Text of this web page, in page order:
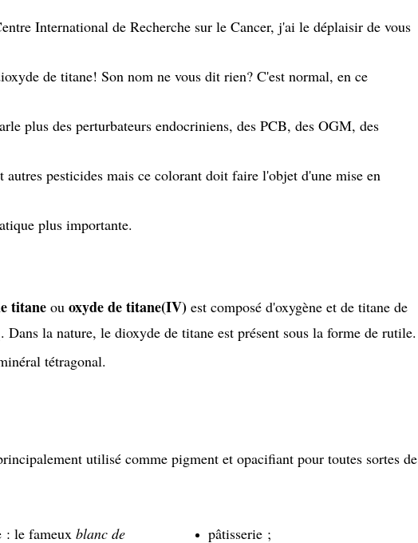
International de Recherche sur le Cancer, j'ai le déplaisir de vous
de titane! Son nom ne vous dit rien? C'est normal, en ce
plus des perturbateurs endocriniens, des PCB, des OGM, des
autres pesticides mais ce colorant doit faire l'objet d'une mise en
plus importante.
titane ou oxyde de titane(IV) est composé d'oxygène et de titane de
. Dans la nature, le dioxyde de titane est présent sous la forme de rutile.
tétragonal.
utilisé comme pigment et opacifiant pour toutes sortes de
: le fameux blanc de pâtisserie ;